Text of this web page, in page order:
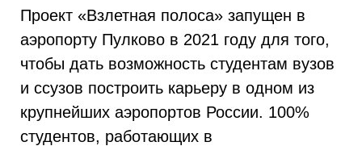
Проект «Взлетная полоса» запущен в
аэропорту Пулково в 2021 году для того,
чтобы дать возможность студентам вузов
и ссузов построить карьеру в одном из
крупнейших аэропортов России. 100%
студентов, работающих в